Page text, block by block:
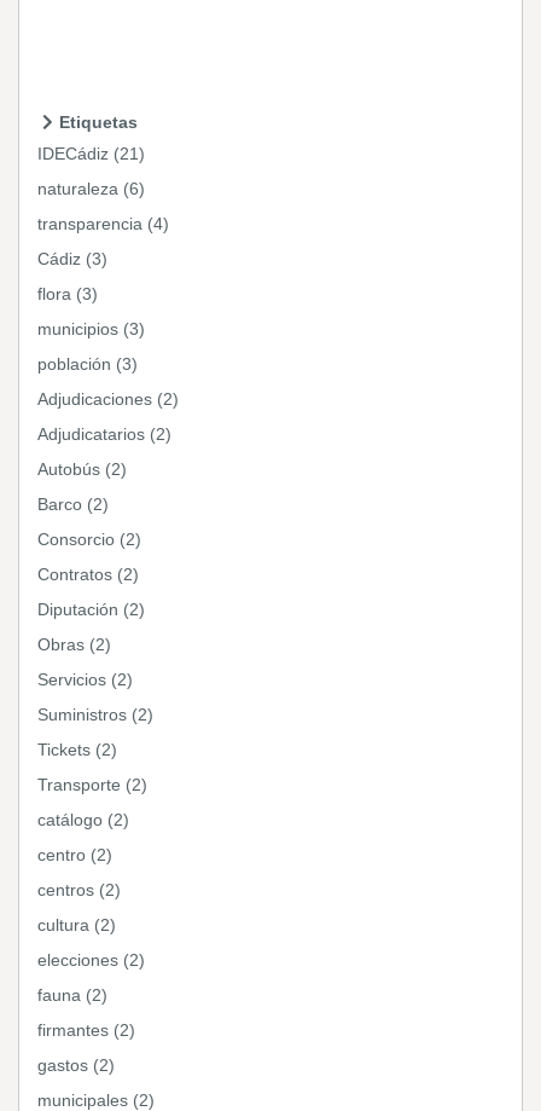
Etiquetas
IDECádiz (21)
naturaleza (6)
transparencia (4)
Cádiz (3)
flora (3)
municipios (3)
población (3)
Adjudicaciones (2)
Adjudicatarios (2)
Autobús (2)
Barco (2)
Consorcio (2)
Contratos (2)
Diputación (2)
Obras (2)
Servicios (2)
Suministros (2)
Tickets (2)
Transporte (2)
catálogo (2)
centro (2)
centros (2)
cultura (2)
elecciones (2)
fauna (2)
firmantes (2)
gastos (2)
municipales (2)